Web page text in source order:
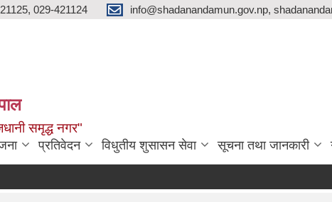
029-421124 info@shadanandamun.gov.np,
समृद्ध नगर"
प्रतिवेदन विधुतीय शुसासन सेवा सूचना तथा जानकारी